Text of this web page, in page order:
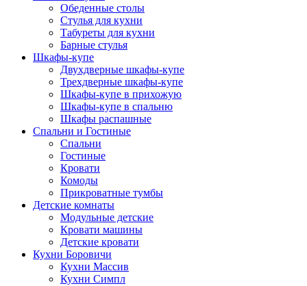
Обеденные столы
Стулья для кухни
Табуреты для кухни
Барные стулья
Шкафы-купе
Двухдверные шкафы-купе
Трехдверные шкафы-купе
Шкафы-купе в прихожую
Шкафы-купе в спальню
Шкафы распашные
Спальни и Гостиные
Спальни
Гостиные
Кровати
Комоды
Прикроватные тумбы
Детские комнаты
Модульные детские
Кровати машины
Детские кровати
Кухни Боровичи
Кухни Массив
Кухни Симпл